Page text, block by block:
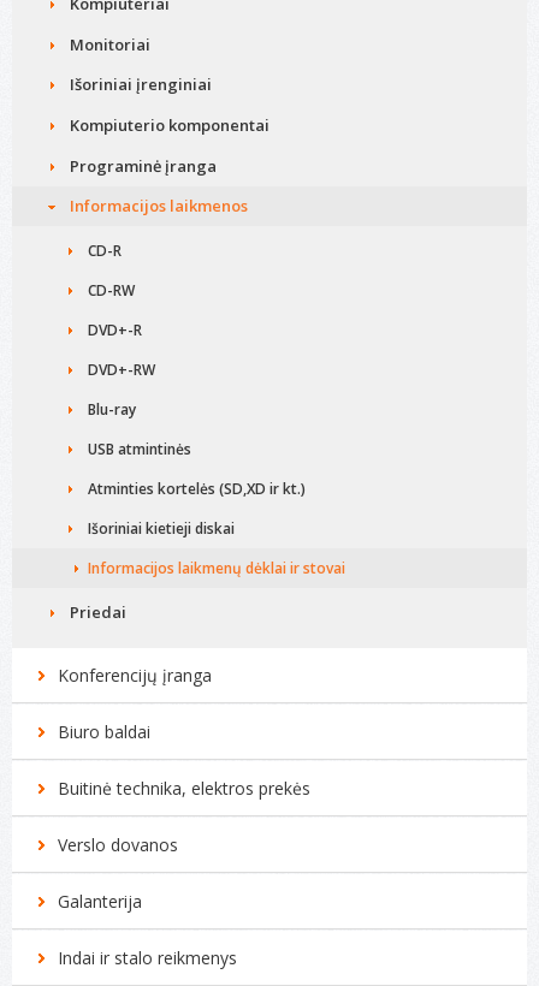
Monitoriai
Išoriniai įrenginiai
Kompiuterio komponentai
Programinė įranga
Informacijos laikmenos
CD-R
CD-RW
DVD+-R
DVD+-RW
Blu-ray
USB atmintinės
Atminties kortelės (SD,XD ir kt.)
Išoriniai kietieji diskai
Informacijos laikmenų dėklai ir stovai
Priedai
Konferencijų įranga
Biuro baldai
Buitinė technika, elektros prekės
Verslo dovanos
Galanterija
Indai ir stalo reikmenys